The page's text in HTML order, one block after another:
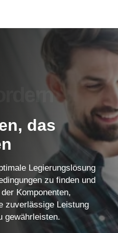
das
Legierungslösung
zu finden und
Komponenten,
zuverlässige Leistung
gewährleisten.